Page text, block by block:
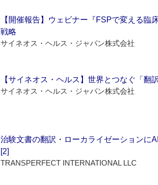
【開催報告】ウェビナー『FSPで変える臨
戦略
サイネオス・ヘルス・ジャパン株式会社
【サイネオス・ヘルス】世界とつなぐ「
サイネオス・ヘルス・ジャパン株式会社
治験文書の翻訳・ローカライゼーションに
[2]
TRANSPERFECT INTERNATIONAL LLC